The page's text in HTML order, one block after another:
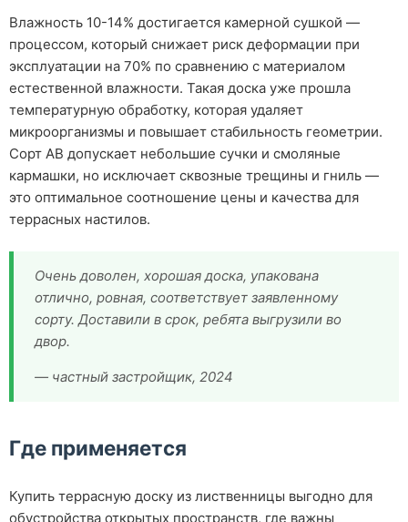
Влажность 10-14% достигается камерной сушкой —
процессом, который снижает риск деформации при
эксплуатации на 70% по сравнению с материалом
естественной влажности. Такая доска уже прошла
температурную обработку, которая удаляет
микроорганизмы и повышает стабильность геометрии.
Сорт АВ допускает небольшие сучки и смоляные
кармашки, но исключает сквозные трещины и гниль —
это оптимальное соотношение цены и качества для
террасных настилов.
Очень доволен, хорошая доска, упакована
отлично, ровная, соответствует заявленному
сорту. Доставили в срок, ребята выгрузили во
двор.
— частный застройщик, 2024
Где применяется
Купить террасную доску из лиственницы выгодно для
обустройства открытых пространств, где важны